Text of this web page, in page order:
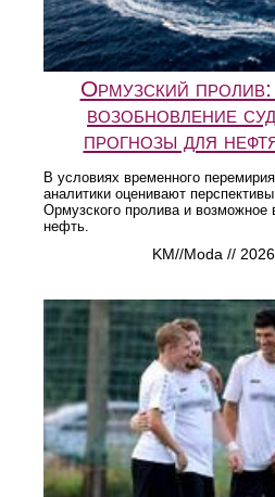
Ормузский
возобновление
прогнозы для
В условиях временного
аналитики оценивают
Ормузского пролива и возможное
нефть.
KM//Moda //